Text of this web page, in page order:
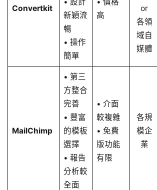
Convertkit
新穎流
暢
• 操作
簡單
高
or
各領
域自
媒體
MailChimp
• 第三
方整合
完善
• 豐富
的模板
選擇
• 報告
分析較
全面
• 介面
較複雜
• 免費
版功能
有限
各規
模企
業